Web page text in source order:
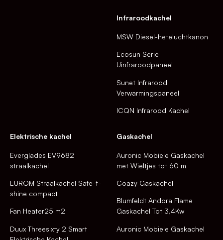
Infraroodkachel
MSW Diesel-heteluchtkanon
Ecosun Serie
Uinfraroodpaneel
Sunet Infrarood
Verwarmingspaneel
ICQN Infrarood Kachel
Elektrische kachel
Everglades EV9682
straalkachel
EUROM Straalkachel Safe-t-
shine compact
Fan Heater25 m2
Duux Threesixty 2 Smart
Gaskachel
Auronic Mobiele Gaskachel
met Wieltjes tot 60 m
Coazy Gaskachel
Blumfeldt Andora Flame
Gaskachel Tot 3,4Kw
Auronic Mobiele Gaskachel